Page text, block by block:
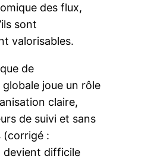
des flux,
sont
valorisables.
de
joue un rôle
claire,
de suivi et sans
(corrigé :
devient difficile